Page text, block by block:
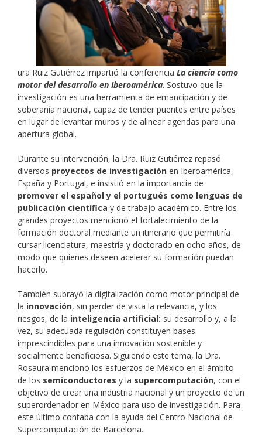
ura Ruiz Gutiérrez impartió la conferencia La ciencia como
motor del desarrollo en Iberoamérica. Sostuvo que la
investigación es una herramienta de emancipación y de
soberanía nacional, capaz de tender puentes entre países
en lugar de levantar muros y de alinear agendas para una
apertura global.
Durante su intervención, la Dra. Ruiz Gutiérrez repasó
diversos proyectos de investigación en Iberoamérica,
España y Portugal, e insistió en la importancia de
promover el español y el portugués como lenguas de
publicación científica y de trabajo académico. Entre los
grandes proyectos mencionó el fortalecimiento de la
formación doctoral mediante un itinerario que permitiría
cursar licenciatura, maestría y doctorado en ocho años, de
modo que quienes deseen acelerar su formación puedan
hacerlo.
También subrayó la digitalización como motor principal de
la innovación, sin perder de vista la relevancia, y los
riesgos, de la inteligencia artificial: su desarrollo y, a la
vez, su adecuada regulación constituyen bases
imprescindibles para una innovación sostenible y
socialmente beneficiosa. Siguiendo este tema, la Dra.
Rosaura mencionó los esfuerzos de México en el ámbito
de los semiconductores y la supercomputación, con el
objetivo de crear una industria nacional y un proyecto de un
superordenador en México para uso de investigación. Para
este último contaba con la ayuda del Centro Nacional de
Supercomputación de Barcelona.